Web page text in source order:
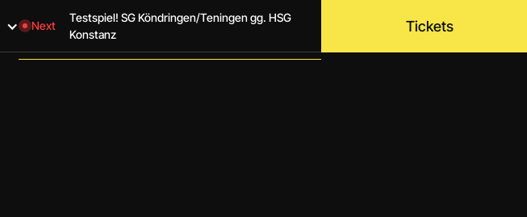
Next
Testspiel! SG Köndringen/Teningen gg. HSG
Konstanz
Tickets